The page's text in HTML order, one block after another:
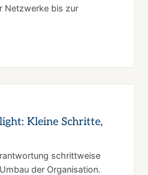
Netzwerke bis zur
Kleine Schritte,
schrittweise
der Organisation.